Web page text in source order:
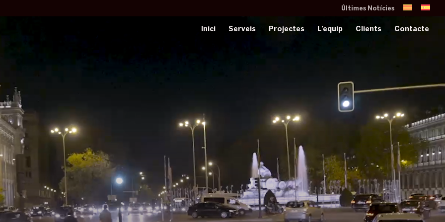
Últimes Notícies
Inici Serveis Projectes L’equip Clients Contacte